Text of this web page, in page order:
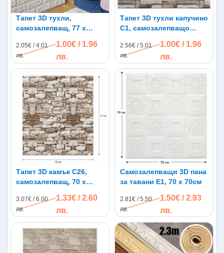
Тапет 3D тухли,
самозалепващ, 77 х
2.05€ / 4.01
лв.
1.00€ / 1.96
лв.
Тапет 3D тухли капучино
C1, самозалепващo
2.56€ / 5.01
лв.
1.00€ / 1.96
лв.
Тапет 3D камък C26,
самозалепващ, 70 х
3.07€ / 6.00
лв.
1.33€ / 2.60
лв.
Самозалепващи 3D пана
за тавани E1, 70 х 70см
2.81€ / 5.50
лв.
1.50€ / 2.93
лв.